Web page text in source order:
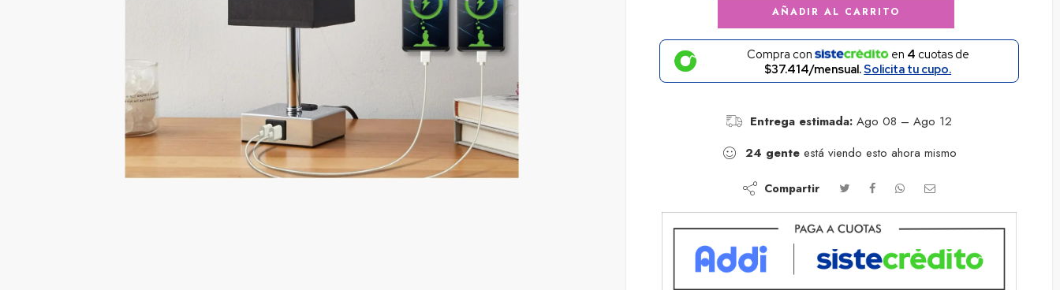
AÑADIR AL CARRITO
Compra con en 4 cuotas de
$37.414/mensual.Solicita tu cupo.
Entrega estimada:Ago 08 – Ago 12
24 genteestá viendo esto ahora mismo
Compartir